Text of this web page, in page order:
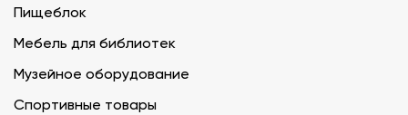
Пищеблок
Мебель для библиотек
Музейное оборудование
Спортивные товары